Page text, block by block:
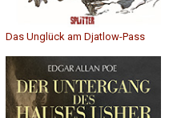
Das Unglück am Djatlow-Pass